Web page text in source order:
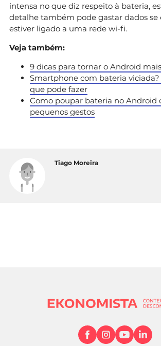
intensa no que diz respeito à bateria,
detalhe também pode gastar dados se
estiver ligado a uma rede wi-fi.
Veja também:
9 dicas para tornar o Android
Smartphone com bateria viciada?
que pode fazer
Como poupar bateria no Android
pequenos gestos
Tiago Moreira